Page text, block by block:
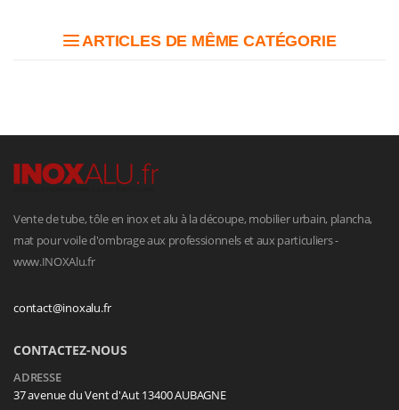
ARTICLES DE MÊME CATÉGORIE
Vente de tube, tôle en inox et alu à la découpe, mobilier urbain, plancha,
mat pour voile d'ombrage aux professionnels et aux particuliers -
www.INOXAlu.fr
contact@inoxalu.fr
CONTACTEZ-NOUS
ADRESSE
37 avenue du Vent d'Aut 13400 AUBAGNE